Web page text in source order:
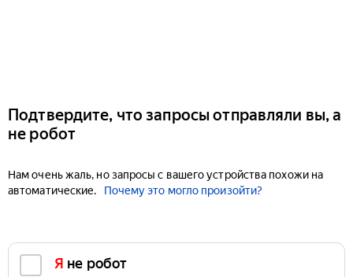
Подтвердите, что запросы отправляли вы, а
не робот
Нам очень жаль, но запросы с вашего устройства похожи на
автоматические.
Почему это могло произойти?
Я не робот